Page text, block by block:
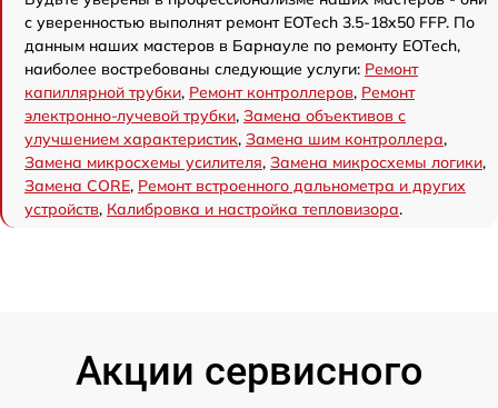
с уверенностью выполнят ремонт EOTech 3.5-18x50 FFP. По
данным наших мастеров в Барнауле по ремонту EOTech,
наиболее востребованы следующие услуги: Ремонт
капиллярной трубки, Ремонт контроллеров, Ремонт
электронно-лучевой трубки, Замена объективов с
улучшением характеристик, Замена шим контроллера,
Замена микросхемы усилителя, Замена микросхемы логики,
Замена CORE, Ремонт встроенного дальнометра и других
устройств, Калибровка и настройка тепловизора.
Акции сервисного